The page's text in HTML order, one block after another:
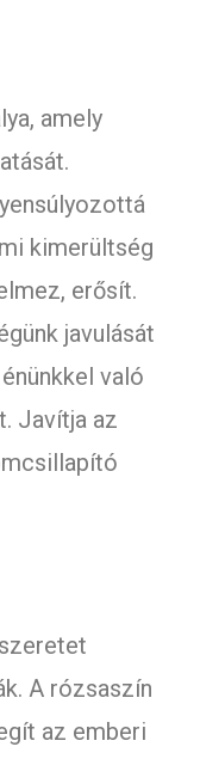
amely
kimerültség
erősít.
javulását
való
Javítja az
A rózsaszín
az emberi